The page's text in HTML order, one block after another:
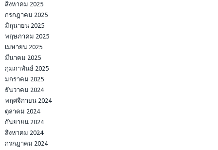
สิงหาคม 2025
กรกฎาคม 2025
มิถุนายน 2025
พฤษภาคม 2025
เมษายน 2025
มีนาคม 2025
กุมภาพันธ์ 2025
มกราคม 2025
ธันวาคม 2024
พฤศจิกายน 2024
ตุลาคม 2024
กันยายน 2024
สิงหาคม 2024
กรกฎาคม 2024